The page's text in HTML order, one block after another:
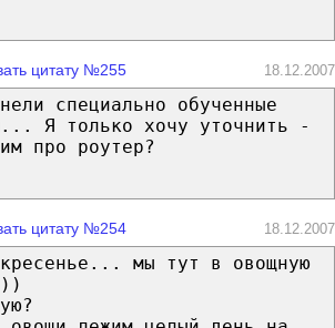
цитату №255 18.12.2007
специально обученные
Я только хочу уточнить -
про роутер?
цитату №254 18.12.2007
мы тут в овощную
))